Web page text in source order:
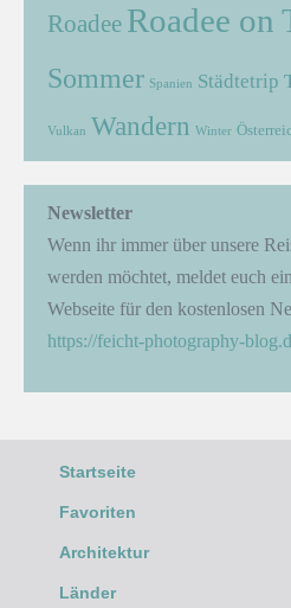
Roadee Roadee on
Sommer Spanien Städtetrip
Vulkan Wandern Winter
Newsletter
Wenn ihr immer über unsere
werden möchtet, meldet euch
Webseite für den kostenlosen
https://feicht-photography-
Startseite
Favoriten
Architektur
Länder